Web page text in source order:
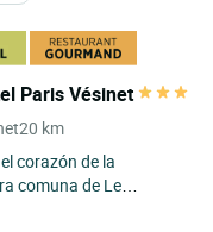
Paris Vésinet
20 km
corazón de la
comuna de Le